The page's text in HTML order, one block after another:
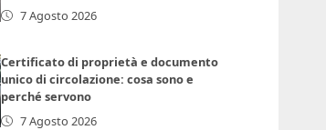
7 Agosto 2026
Certificato di proprietà e documento
unico di circolazione: cosa sono e
perché servono
7 Agosto 2026